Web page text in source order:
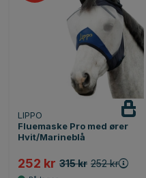
LIPPO
Fluemaske Pro med ører
Hvit/Marineblå
252 kr 315 kr 252 kr